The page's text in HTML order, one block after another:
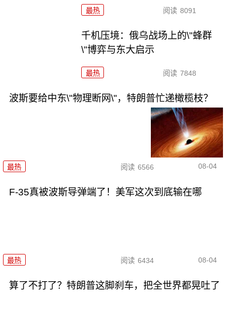
最热 阅读 8091
千机压境：俄乌战场上的\"蜂群
\"博弈与东大启示
最热 阅读 7848
波斯要给中东\"物理断网\"，特朗普忙递橄榄枝？
最热 阅读 6566 08-04
F-35真被波斯导弹端了！美军这次到底输在哪
最热 阅读 6434 08-04
算了不打了？特朗普这脚刹车，把全世界都晃吐了